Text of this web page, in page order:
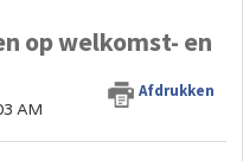
op welkomst- en
Afdrukken
AM